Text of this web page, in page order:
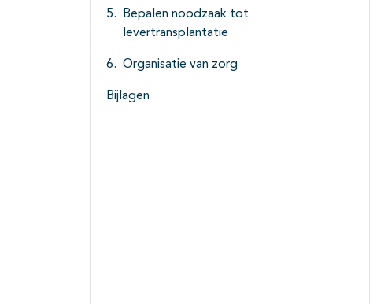
Bepalen noodzaak tot
levertransplantatie
Organisatie van zorg
Bijlagen